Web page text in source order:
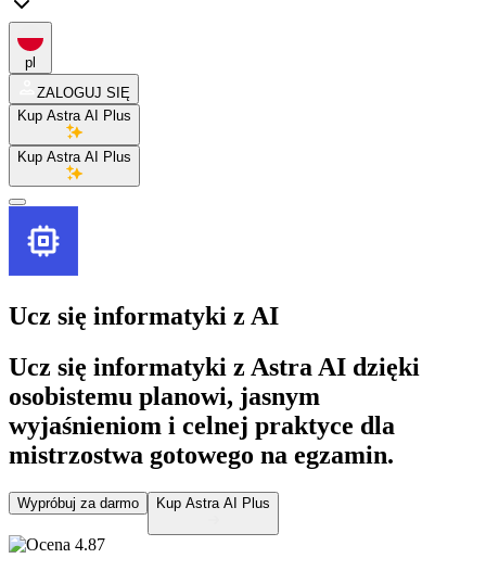
pl
ZALOGUJ SIĘ
Kup Astra AI Plus
Kup Astra AI Plus
Ucz się informatyki z AI
Ucz się informatyki z Astra AI dzięki
osobistemu planowi, jasnym
wyjaśnieniom i celnej praktyce dla
mistrzostwa gotowego na egzamin.
Wypróbuj za darmo Kup Astra AI Plus